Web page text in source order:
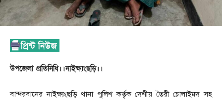
উপজেলা প্রতিনিধি।।নাইক্ষ্যংছড়ি।।
বান্দরবানের নাইক্ষ্যংছড়ি থানা পুলিশ কর্তৃক দেশীয় তৈরী চোলাইমদ সহ